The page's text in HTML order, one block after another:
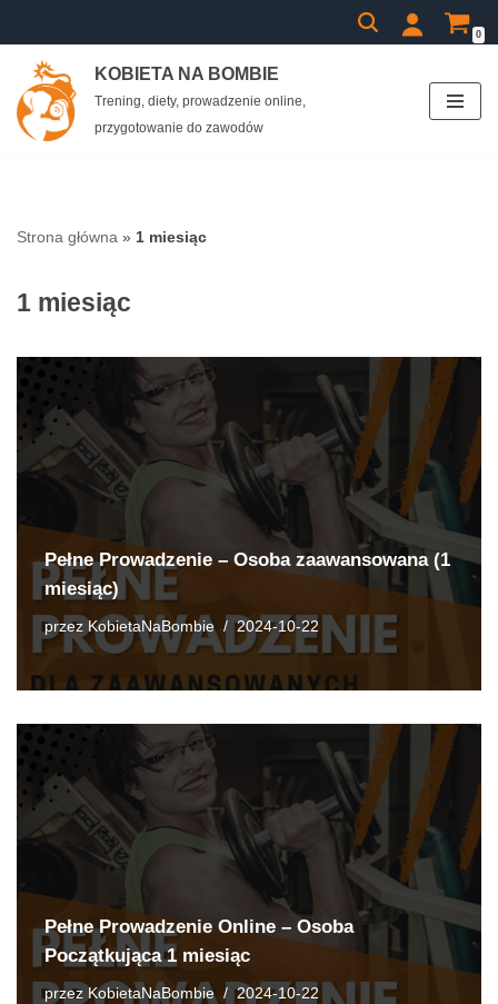
Przejdź
do
treści
0
KOBIETA NA BOMBIE
Trening, diety, prowadzenie online,
przygotowanie do zawodów
Strona główna » 1 miesiąc
1 miesiąc
Pełne Prowadzenie – Osoba zaawansowana (1
miesiąc)
przez KobietaNaBombie 2024-10-22
Pełne Prowadzenie Online – Osoba
Początkująca 1 miesiąc
przez KobietaNaBombie 2024-10-22